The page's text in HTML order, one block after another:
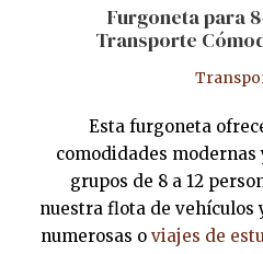
Furgoneta para
Transporte
Esta furgoneta
comodidades
grupos de 8 a 12
nuestra flota de vehículos
numerosas o viajes de